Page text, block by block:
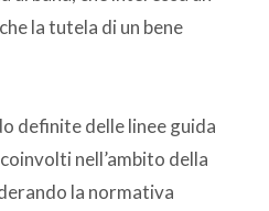
la tutela di un bene
definite delle linee guida
nell’ambito della
la normativa